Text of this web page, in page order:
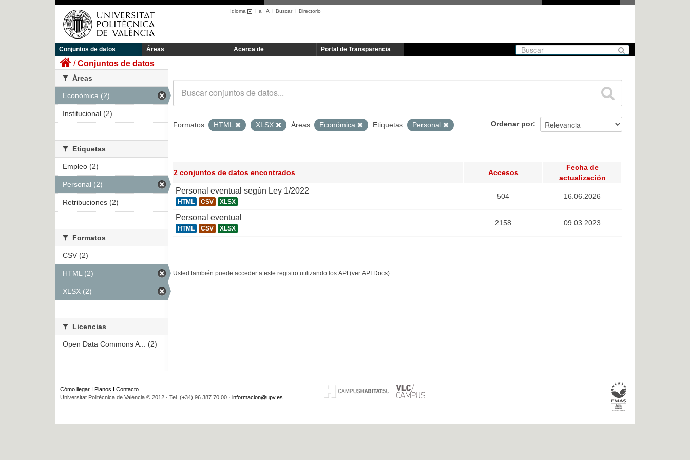
Idioma I a ·A I BuscarI Directorio
Conjuntos de datos Áreas Acerca de Portal de Transparencia
Conjuntos de datos
Ordenar por
Formatos: HTML XLSX Áreas: Económica Etiquetas: Personal
2 conjuntos de datos encontrados Accesos
Fecha de
actualización
Personal eventual según Ley 1/2022
HTML CSV XLSX
504 16.06.2026
Personal eventual
HTML CSV XLSX
2158 09.03.2023
Usted también puede acceder a este registro utilizando los API (ver API Docs).
Áreas
Económica (2)
Institucional (2)
Etiquetas
Empleo (2)
Personal (2)
Retribuciones (2)
Formatos
CSV (2)
HTML (2)
XLSX (2)
Licencias
Open Data Commons A... (2)
Cómo llegar Planos
Contacto
Universitat Politècnica de València © 2012 · Tel. (+34) 96 387 70 00 · informacion@upv.es